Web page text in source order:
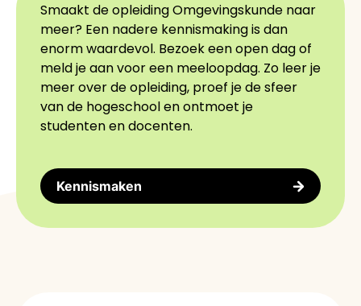
Smaakt de opleiding Omgevingskunde naar
meer? Een nadere kennismaking is dan
enorm waardevol. Bezoek een open dag of
meld je aan voor een meeloopdag. Zo leer je
meer over de opleiding, proef je de sfeer
van de hogeschool en ontmoet je
studenten en docenten.
Kennismaken